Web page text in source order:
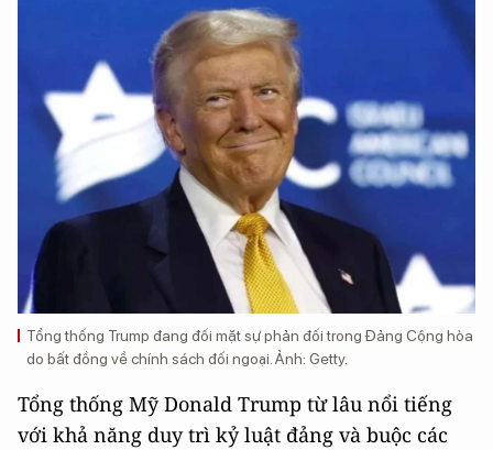
Tổng thống Trump đang đối mặt sự phản đối trong Đảng Cộng hòa
do bất đồng về chính sách đối ngoại. Ảnh: Getty.
Tổng thống Mỹ Donald Trump từ lâu nổi tiếng
với khả năng duy trì kỷ luật đảng và buộc các